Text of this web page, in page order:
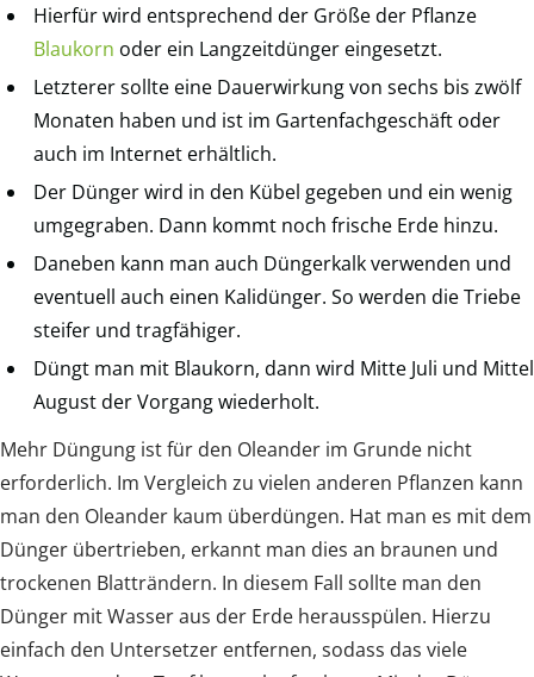
Hierfür wird entsprechend der Größe der Pflanze
Blaukorn oder ein Langzeitdünger eingesetzt.
Letzterer sollte eine Dauerwirkung von sechs bis zwölf
Monaten haben und ist im Gartenfachgeschäft oder
auch im Internet erhältlich.
Der Dünger wird in den Kübel gegeben und ein wenig
umgegraben. Dann kommt noch frische Erde hinzu.
Daneben kann man auch Düngerkalk verwenden und
eventuell auch einen Kalidünger. So werden die Triebe
steifer und tragfähiger.
Düngt man mit Blaukorn, dann wird Mitte Juli und Mittel
August der Vorgang wiederholt.
Mehr Düngung ist für den Oleander im Grunde nicht
erforderlich. Im Vergleich zu vielen anderen Pflanzen kann
man den Oleander kaum überdüngen. Hat man es mit dem
Dünger übertrieben, erkannt man dies an braunen und
trockenen Blatträndern. In diesem Fall sollte man den
Dünger mit Wasser aus der Erde herausspülen. Hierzu
einfach den Untersetzer entfernen, sodass das viele